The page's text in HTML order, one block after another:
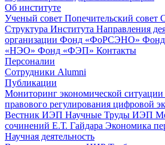
Об институте
Ученый совет Попечительский совет
Структура Института Направления
организации Фонд «ФоРСЭНО»
«НЭО» Фонд «ФЭП» Контакты
Персоналии
Сотрудники Alumni
Публикации
Мониторинг экономической ситуации
правового регулирования цифровой
Вестник ИЭП Научные Труды ИЭП
сочинений Е.Т. Гайдара Экономика
Научная деятельность